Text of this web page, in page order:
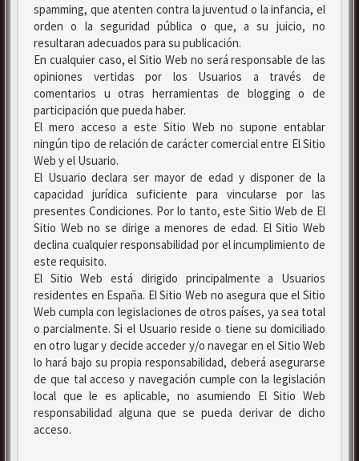
spamming, que atenten contra la juventud o la infancia, el
orden o la seguridad pública o que, a su juicio, no
resultaran adecuados para su publicación.
En cualquier caso, el Sitio Web no será responsable de las
opiniones vertidas por los Usuarios a través de
comentarios u otras herramientas de blogging o de
participación que pueda haber.
El mero acceso a este Sitio Web no supone entablar
ningún tipo de relación de carácter comercial entre El Sitio
Web y el Usuario.
El Usuario declara ser mayor de edad y disponer de la
capacidad jurídica suficiente para vincularse por las
presentes Condiciones. Por lo tanto, este Sitio Web de El
Sitio Web no se dirige a menores de edad. El Sitio Web
declina cualquier responsabilidad por el incumplimiento de
este requisito.
El Sitio Web está dirigido principalmente a Usuarios
residentes en España. El Sitio Web no asegura que el Sitio
Web cumpla con legislaciones de otros países, ya sea total
o parcialmente. Si el Usuario reside o tiene su domiciliado
en otro lugar y decide acceder y/o navegar en el Sitio Web
lo hará bajo su propia responsabilidad, deberá asegurarse
de que tal acceso y navegación cumple con la legislación
local que le es aplicable, no asumiendo El Sitio Web
responsabilidad alguna que se pueda derivar de dicho
acceso.